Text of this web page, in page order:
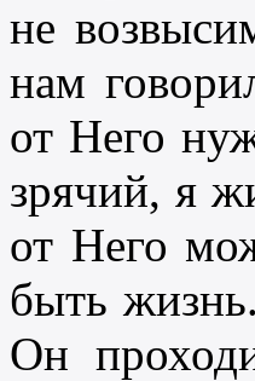
не
нам
от Него
зрячий, я
от Него
быть
Он